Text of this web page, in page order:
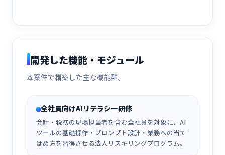
開発した機能・モジュール
本案件で構築した主な機能群。
全社員向けAIリテラシー研修
会計・税務の現場担当者を含む全社員を対象に、AI
ツールの基礎操作・プロンプト設計・業務への当て
はめ方を習得させる法人リスキリングプログラム。